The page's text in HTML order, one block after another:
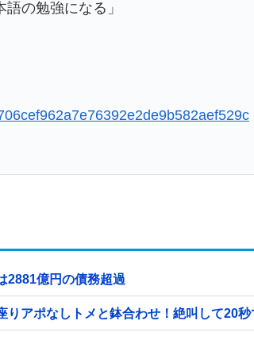
の勉強になる」
2881億円の債務超過
アポなしトメと鉢合わせ！絶叫して20